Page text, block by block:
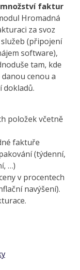
faktur
Hromadná
za svoz
(připojení
software),
tam, kde
cenou a
dokladů.
položek včetně
faktuře
(týdenní,
…)
v procentech
navýšení).